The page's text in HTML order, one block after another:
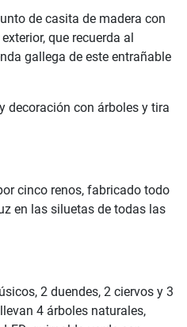
de casita de madera con
que recuerda al
gallega de este entrañable
decoración con árboles y tira
cinco renos, fabricado todo
en las siluetas de todas las
2 duendes, 2 ciervos y 3
4 árboles naturales,